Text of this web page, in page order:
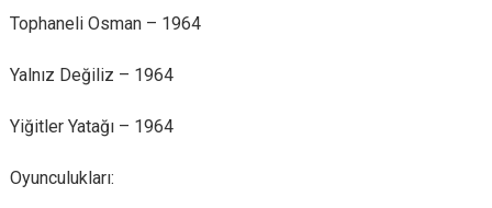
Tophaneli Osman – 1964
Yalnız Değiliz – 1964
Yiğitler Yatağı – 1964
Oyunculukları: